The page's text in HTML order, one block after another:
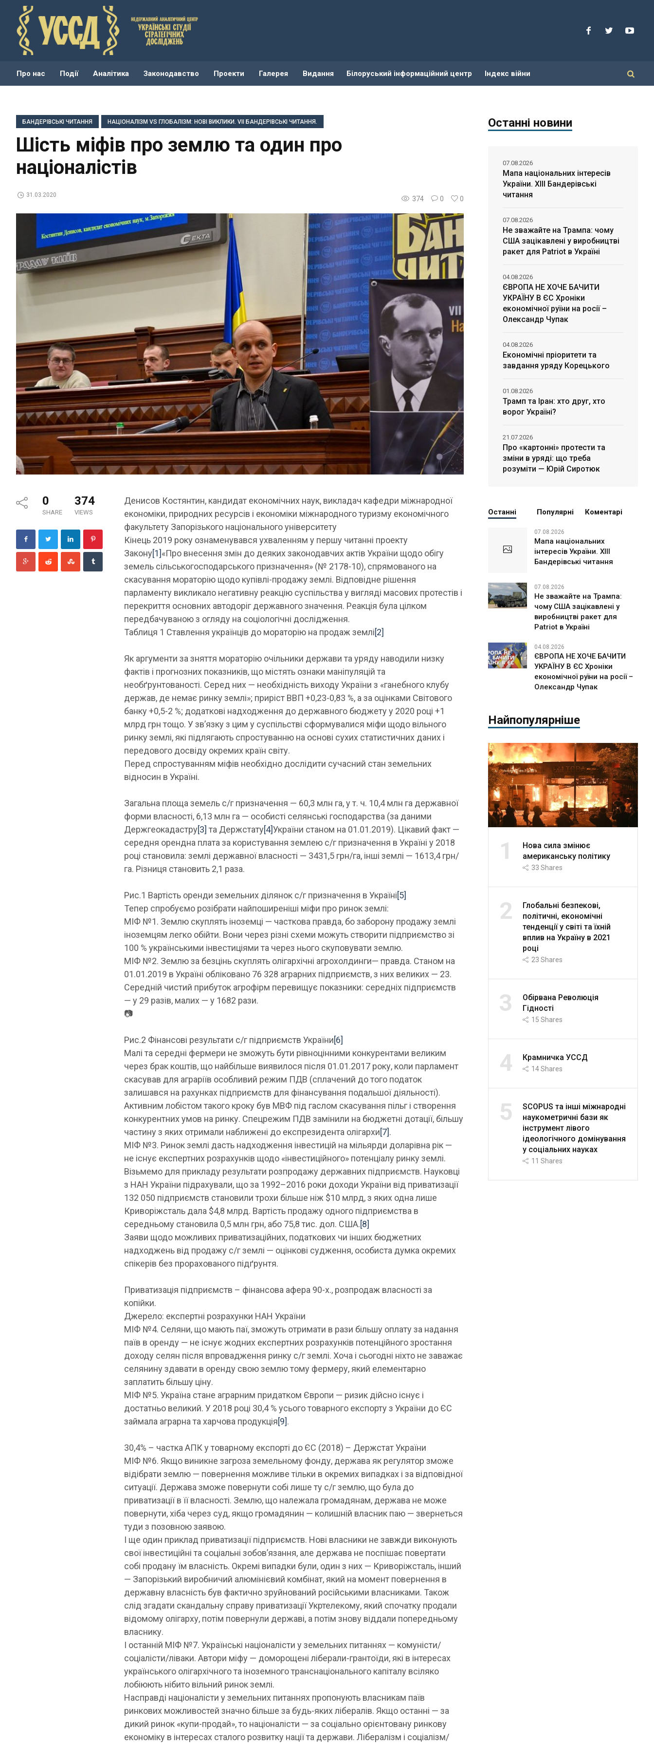
Про нас Події Аналітика Законодавство Проекти Галерея Видання Білоруський інформаційний центр Індекс війни
БАНДЕРІВСЬКІ ЧИТАННЯ НАЦІОНАЛІЗМ VS ГЛОБАЛІЗМ: НОВІ ВИКЛИКИ. VIІ БАНДЕРІВСЬКІ ЧИТАННЯ.
Шість міфів про землю та один про
націоналістів
374 0 0
31.03.2020
0
SHARE
374
VIEWS
Денисов Костянтин, кандидат економічних наук, викладач кафедри міжнародної
економіки, природних ресурсів і економіки міжнародного туризму економічного
факультету Запорізького національного університету
Кінець 2019 року ознаменувався ухваленням у першу читанні проекту
Закону[1]«Про внесення змін до деяких законодавчих актів України щодо обігу
земель сільськогосподарського призначення» (№ 2178-10), спрямованого на
скасування мораторію щодо купівлі-продажу землі. Відповідне рішення
парламенту викликало негативну реакцію суспільства у вигляді масових протестів і
перекриття основних автодоріг державного значення. Реакція була цілком
передбачуваною з огляду на соціологічні дослідження.
Таблиця 1 Ставлення українців до мораторію на продаж землі[2]
Як аргументи за зняття мораторію очільники держави та уряду наводили низку
фактів і прогнозних показників, що містять ознаки маніпуляцій та
необґрунтованості. Серед них — необхідність виходу України з «ганебного клубу
держав, де немає ринку землі»; приріст ВВП +0,23-0,83 %, а за оцінками Світового
банку +0,5-2 %; додаткові надходження до державного бюджету у 2020 році +1
млрд грн тощо. У зв’язку з цим у суспільстві сформувалися міфи щодо вільного
ринку землі, які підлягають спростуванню на основі сухих статистичних даних і
передового досвіду окремих країн світу.
Перед спростуванням міфів необхідно дослідити сучасний стан земельних
відносин в Україні.
Загальна площа земель с/г призначення — 60,3 млн га, у т. ч. 10,4 млн га державної
форми власності, 6,13 млн га — особисті селянські господарства (за даними
Держгеокадастру[3] та Держстату[4]України станом на 01.01.2019). Цікавий факт —
середня орендна плата за користування землею с/г призначення в Україні у 2018
році становила: землі державної власності — 3431,5 грн/га, інші землі — 1613,4 грн/
га. Різниця становить 2,1 раза.
Рис.1 Вартість оренди земельних ділянок с/г призначення в Україні[5]
Тепер спробуємо розібрати найпоширеніші міфи про ринок землі:
МІФ №1. Землю скуплять іноземці — часткова правда, бо заборону продажу землі
іноземцям легко обійти. Вони через різні схеми можуть створити підприємство зі
100 % українськими інвестиціями та через нього скуповувати землю.
МІФ №2. Землю за безцінь скуплять олігархічні агрохолдинги— правда. Станом на
01.01.2019 в Україні обліковано 76 328 аграрних підприємств, з них великих — 23.
Середній чистий прибуток агрофірм перевищує показники: середніх підприємств
— у 29 разів, малих — у 1682 рази.
📷
Рис.2 Фінансові результати с/г підприємств України[6]
Малі та середні фермери не зможуть бути рівноцінними конкурентами великим
через брак коштів, що найбільше виявилося після 01.01.2017 року, коли парламент
скасував для аграріїв особливий режим ПДВ (сплачений до того податок
залишався на рахунках підприємств для фінансування подальшої діяльності).
Активним лобістом такого кроку був МВФ під гаслом скасування пільг і створення
конкурентних умов на ринку. Спецрежим ПДВ замінили на бюджетні дотації, більшу
частину з яких отримали наближені до експрезидента олігархи[7].
МІФ №3. Ринок землі дасть надходження інвестицій на мільярди доларівна рік —
не існує експертних розрахунків щодо «інвестиційного» потенціалу ринку землі.
Візьмемо для прикладу результати розпродажу державних підприємств. Науковці
з НАН України підрахували, що за 1992–2016 роки доходи України від приватизації
132 050 підприємств становили трохи більше ніж $10 млрд, з яких одна лише
Криворіжсталь дала $4,8 млрд. Вартість продажу одного підприємства в
середньому становила 0,5 млн грн, або 75,8 тис. дол. США.[8]
Заяви щодо можливих приватизаційних, податкових чи інших бюджетних
надходжень від продажу с/г землі — оцінкові судження, особиста думка окремих
спікерів без прорахованого підґрунтя.
Приватизація підприємств – фінансова афера 90-х., розпродаж власності за
копійки.
Джерело: експертні розрахунки НАН України
МІФ №4. Селяни, що мають паї, зможуть отримати в рази більшу оплату за надання
паїв в оренду — не існує жодних експертних розрахунків потенційного зростання
доходу селян після впровадження ринку с/г землі. Хоча і сьогодні ніхто не заважає
селянину здавати в оренду свою землю тому фермеру, який елементарно
заплатить більшу ціну.
МІФ №5. Україна стане аграрним придатком Європи — ризик дійсно існує і
достатньо великий. У 2018 році 30,4 % усього товарного експорту з України до ЄС
займала аграрна та харчова продукція[9].
30,4% – частка АПК у товарному експорті до ЄС (2018) – Держстат України
МІФ №6. Якщо виникне загроза земельному фонду, держава як регулятор зможе
відібрати землю — повернення можливе тільки в окремих випадках і за відповідної
ситуації. Держава зможе повернути собі лише ту с/г землю, що була до
приватизації в її власності. Землю, що належала громадянам, держава не може
повернути, хіба через суд, якщо громадянин — колишній власник паю — звернеться
туди з позовною заявою.
І ще один приклад приватизації підприємств. Нові власники не завжди виконують
свої інвестиційні та соціальні зобов’язання, але держава не поспішає повертати
собі продану їм власність. Окремі випадки були, один з них — Криворіжсталь, інший
— Запорізький виробничий алюмінієвий комбінат, який на момент повернення в
державну власність був фактично зруйнований російськими власниками. Також
слід згадати скандальну справу приватизації Укртелекому, який спочатку продали
відомому олігарху, потім повернули державі, а потім знову віддали попередньому
власнику.
І останній МІФ №7. Українські націоналісти у земельних питаннях — комуністи/
соціалісти/ліваки. Автори міфу — доморощені ліберали-грантоїди, які в інтересах
українського олігархічного та іноземного транснаціонального капіталу всіляко
лобіюють нібито вільний ринок землі.
Насправді націоналісти у земельних питаннях пропонують власникам паїв
ринкових можливостей значно більше за будь-яких лібералів. Якщо останні — за
дикий ринок «купи-продай», то націоналісти — за соціально орієнтовану ринкову
економіку в інтересах сталого розвитку нації та держави. Лібералізм і соціалізм/
Останні новини
Мапа національних інтересів
України. ХІІІ Бандерівські
читання
07.08.2026
Не зважайте на Трампа: чому
США зацікавлені у виробництві
ракет для Patriot в Україні
07.08.2026
ЄВРОПА НЕ ХОЧЕ БАЧИТИ
УКРАЇНУ В ЄС Хроніки
економічної руїни на росії –
Олександр Чупак
04.08.2026
Економічні пріоритети та
завдання уряду Корецького
04.08.2026
Трамп та Іран: хто друг, хто
ворог Україні?
01.08.2026
Про «картонні» протести та
зміни в уряді: що треба
розуміти — Юрій Сиротюк
21.07.2026
Останні Популярні Коментарі
07.08.2026
Мапа національних
інтересів України. ХІІІ
Бандерівські читання
07.08.2026
Не зважайте на Трампа:
чому США зацікавлені у
виробництві ракет для
Patriot в Україні
04.08.2026
ЄВРОПА НЕ ХОЧЕ БАЧИТИ
УКРАЇНУ В ЄС Хроніки
економічної руїни на росії –
Олександр Чупак
Найпопулярніше
1
Нова сила змінює
американську політику
33 Shares
2
Глобальні безпекові,
політичні, економічні
тенденції у світі та їхній
вплив на Україну в 2021
році
23 Shares
3
Обірвана Революція
Гідності
15 Shares
4 Крамничка УССД
14Shares
5
SCOPUS та інші міжнародні
наукометричні бази як
інструмент лівого
ідеологічного домінування
у соціальних науках
11 Shares